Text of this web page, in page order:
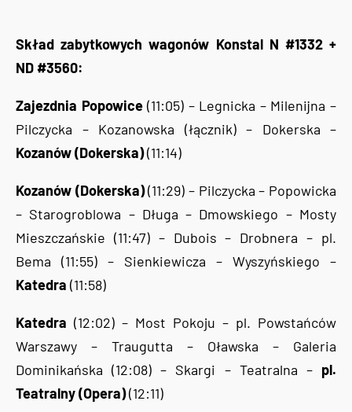
Skład zabytkowych wagonów Konstal N #1332 +
ND #3560:
Zajezdnia Popowice(11:05) – Legnicka – Milenijna –
Pilczycka – Kozanowska (łącznik) – Dokerska –
Kozanów (Dokerska)(11:14)
Kozanów (Dokerska)(11:29) – Pilczycka – Popowicka
– Starogroblowa – Długa – Dmowskiego – Mosty
Mieszczańskie (11:47) – Dubois – Drobnera – pl.
Bema (11:55) – Sienkiewicza – Wyszyńskiego –
Katedra (11:58)
Katedra (12:02) – Most Pokoju – pl. Powstańców
Warszawy – Traugutta – Oławska – Galeria
Dominikańska (12:08) – Skargi – Teatralna – pl.
Teatralny (Opera)(12:11)